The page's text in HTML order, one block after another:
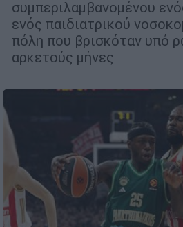
συμπεριλαμβανομένου
ενός παιδιατρικού
πόλη που βρισκόταν υπό
αρκετούς μήνες